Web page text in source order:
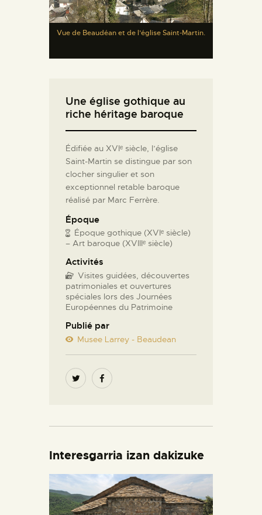
Vue de Beaudéan et de l’église Saint-Martin.
Une église gothique au
riche héritage baroque
Édifiée au XVIᵉ siècle, l’église
Saint-Martin se distingue par son
clocher singulier et son
exceptionnel retable baroque
réalisé par Marc Ferrère.
Époque
Époque gothique (XVIᵉ siècle)
– Art baroque (XVIIIᵉ siècle)
Activités
Visites guidées, découvertes
patrimoniales et ouvertures
spéciales lors des Journées
Européennes du Patrimoine
Publié par
Musee Larrey - Beaudean
Interesgarria izan dakizuke